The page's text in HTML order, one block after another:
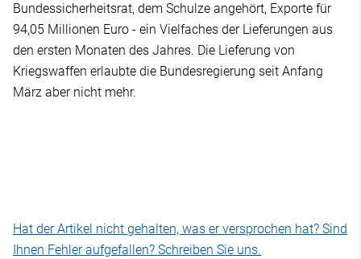
Bundessicherheitsrat, dem Schulze angehört, Exporte für
94,05 Millionen Euro - ein Vielfaches der Lieferungen aus
den ersten Monaten des Jahres. Die Lieferung von
Kriegswaffen erlaubte die Bundesregierung seit Anfang
März aber nicht mehr.
Hat der Artikel nicht gehalten, was er versprochen hat? Sind
Ihnen Fehler aufgefallen? Schreiben Sie uns.